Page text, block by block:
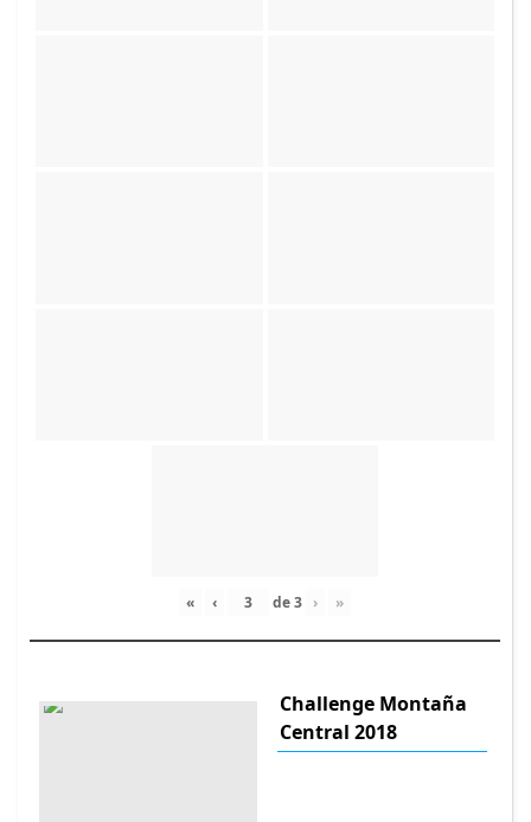
« ‹ de3 › »
Challenge Montaña
Central 2018